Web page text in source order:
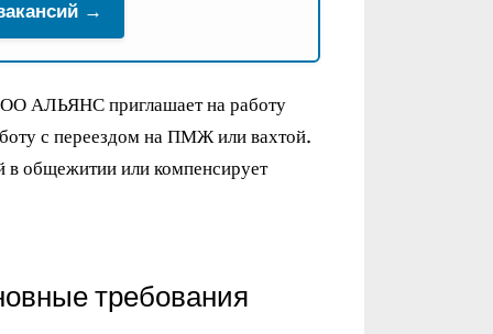
→
АЛЬЯНС приглашает на работу
с переездом на ПМЖ или вахтой.
в общежитии или компенсирует
требования